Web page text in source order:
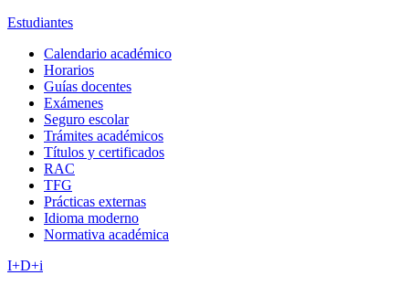
Estudiantes
Calendario académico
Horarios
Guías docentes
Exámenes
Seguro escolar
Trámites académicos
Títulos y certificados
RAC
TFG
Prácticas externas
Idioma moderno
Normativa académica
I+D+i